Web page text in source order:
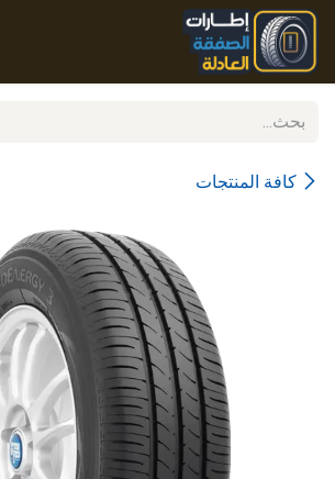
تخطي للذهاب إلى المحتوى
كافة المنتجات